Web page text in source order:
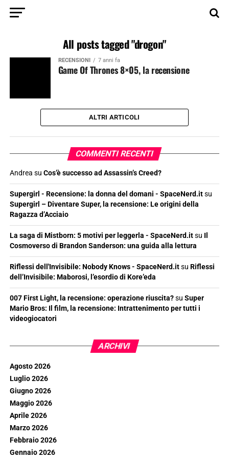
All posts tagged "drogon"
RECENSIONI 7 anni fa
Game Of Thrones 8×05, la recensione
ALTRI ARTICOLI
COMMENTI RECENTI
Andrea su Cos’è successo ad Assassin’s Creed?
Supergirl - Recensione: la donna del domani - SpaceNerd.itsu
Supergirl – Diventare Super, la recensione: Le origini della
Ragazza d’Acciaio
La saga di Mistborn: 5 motivi per leggerla - SpaceNerd.itsu Il
Cosmoverso di Brandon Sanderson: una guida alla lettura
Riflessi dell'Invisibile: Nobody Knows - SpaceNerd.itsu Riflessi
dell’Invisibile: Maborosi, l’esordio di Kore’eda
007 First Light, la recensione: operazione riuscita?su Super
Mario Bros: Il film, la recensione: Intrattenimento per tutti i
videogiocatori
ARCHIVI
Agosto 2026
Luglio 2026
Giugno 2026
Maggio 2026
Aprile 2026
Marzo 2026
Febbraio 2026
Gennaio 2026